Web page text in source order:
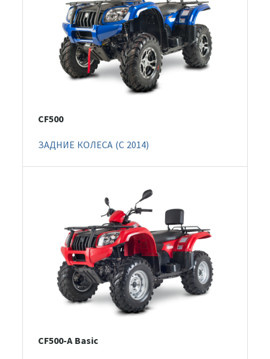
CF500
ЗАДНИЕ КОЛЕСА (C 2014)
CF500-A Basic